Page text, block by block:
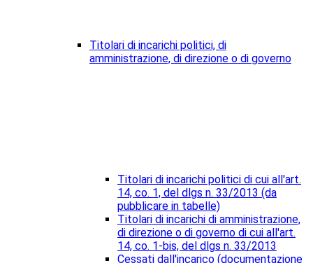
Titolari di incarichi politici, di
amministrazione, di direzione o di governo
Titolari di incarichi politici di cui all'art.
14, co. 1, del dlgs n. 33/2013 (da
pubblicare in tabelle)
Titolari di incarichi di amministrazione,
di direzione o di governo di cui all'art.
14, co. 1-bis, del dlgs n. 33/2013
Cessati dall'incarico (documentazione